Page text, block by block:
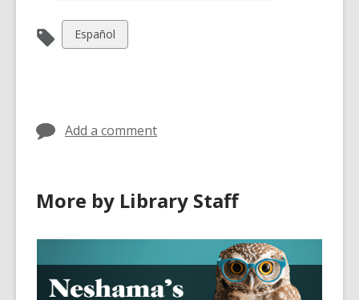
View
all
Español
Add a comment
More by Library Staff